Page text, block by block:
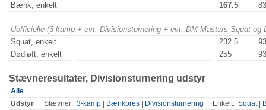
Bænk, enkelt
167.5 83
Uofficielle (3-kamp + evt. Divisionsturnering + evt. DM Masters Squat
Squat, enkelt
232.5
93
Dødløft, enkelt
255 93
Stævneresultater, Divisionsturnering udstyr
Alle
Udstyr
Stævner: 3-kamp Bænkpres Divisionsturnering Enkelt: Squat|